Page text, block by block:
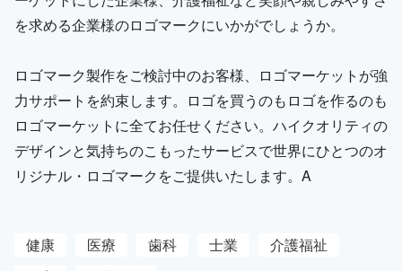
を求める企業様のロゴマークにいかがでしょうか。
ロゴマーク製作をご検討中のお客様、ロゴマーケットが強
力サポートを約束します。ロゴを買うのもロゴを作るのも
ロゴマーケットに全てお任せください。ハイクオリティの
デザインと気持ちのこもったサービスで世界にひとつのオ
リジナル・ロゴマークをご提供いたします。A
健康 医療 歯科 士業
介護福祉